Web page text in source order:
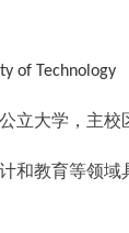
of Technology
立大学，主校
和教育等领域